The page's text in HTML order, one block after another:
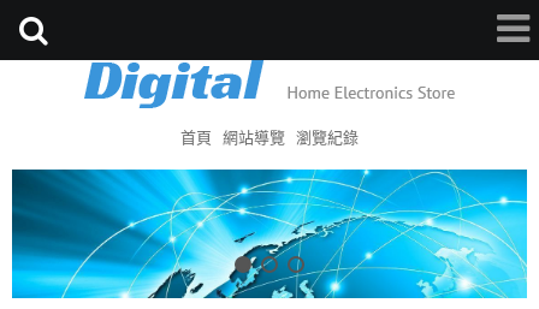
首頁 網站導覽 瀏覽紀錄